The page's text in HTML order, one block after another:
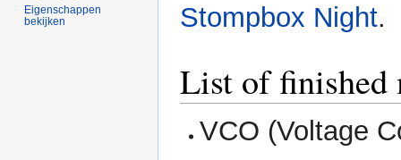
Stompbox Night.
List of finished
VCO (Voltage
Eigenschappen
bekijken